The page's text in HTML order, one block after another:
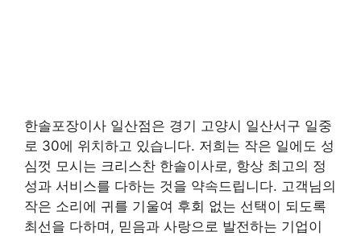
한솔포장이사 일산점은 경기 고양시 일산서구 일중
로 30에 위치하고 있습니다. 저희는 작은 일에도 성
심껏 모시는 크리스찬 한솔이사로, 항상 최고의 정
성과 서비스를 다하는 것을 약속드립니다. 고객님의
작은 소리에 귀를 기울여 후회 없는 선택이 되도록
최선을 다하며, 믿음과 사랑으로 발전하는 기업이